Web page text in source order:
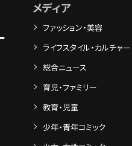
メディア
ファッション・美容
ライフスタイル・カルチャー
総合ニュース
育児・ファミリー
教育・児童
少年・青年コミック